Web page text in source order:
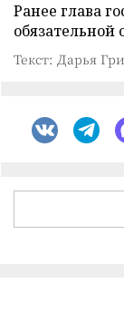
Ранее глава
обязательной
Текст: Дарья